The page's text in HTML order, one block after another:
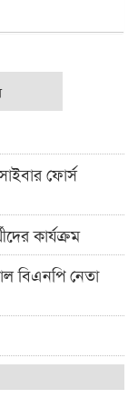
ফোর্স
কার্যক্রম
বিএনপি নেতা